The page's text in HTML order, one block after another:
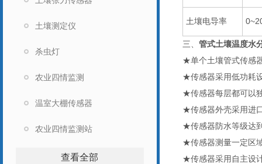
土壤测定仪
杀虫灯
农业四情监测
温室大棚传感器
农业四情监测站
查看全部
土壤电导率
三、 管式土壤温度水
★单个土壤管式传感
★传感器采用低功耗
★传感器每层都可以
★传感器外壳采用进
★传感器防水等级达
★传感器测量一定区
★传感器采用自主设